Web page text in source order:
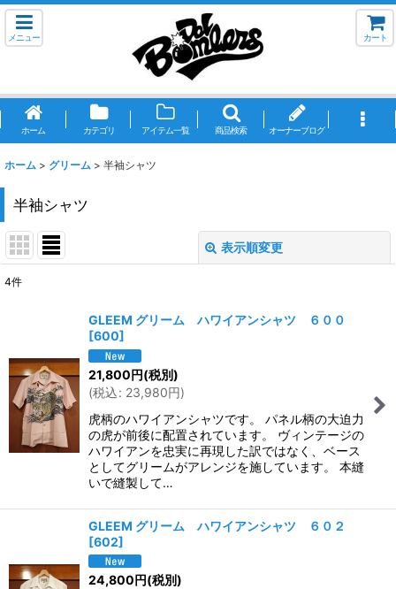
メニュー カート
ホーム カテゴリ アイテム一覧 商品検索 オーナーブログ
ホーム > グリーム > 半袖シャツ
半袖シャツ
表示順変更
絞り込む
4件
GLEEM グリーム ハワイアンシャツ ６００
[600]
21,800円(税別)
(税込: 23,980円)
虎柄のハワイアンシャツです。 パネル柄の大迫力
の虎が前後に配置されています。 ヴィンテージの
ハワイアンを忠実に再現した訳ではなく、ベース
としてグリームがアレンジを施しています。 本縫
いで縫製して…
GLEEM グリーム ハワイアンシャツ ６０２
[602]
24,800円(税別)